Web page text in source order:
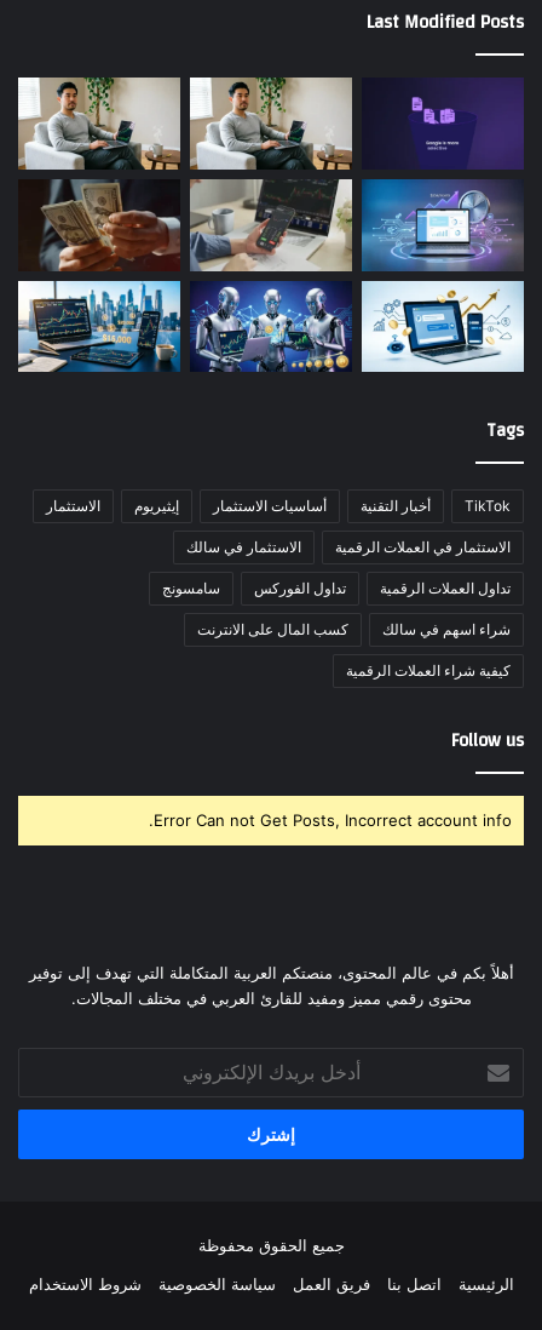
Last Modified Posts
Tags
TikTok أخبار التقنية أساسيات الاستثمار إيثيريوم الاستثمار
الاستثمار في العملات الرقمية الاستثمار في سالك
تداول العملات الرقمية تداول الفوركس سامسونج
شراء اسهم في سالك كسب المال على الانترنت
كيفية شراء العملات الرقمية
Follow us
Error Can not Get Posts, Incorrect account info.
أهلاً بكم في عالم المحتوى، منصتكم العربية المتكاملة التي تهدف إلى توفير
محتوى رقمي مميز ومفيد للقارئ العربي في مختلف المجالات.
بريدك
الإلكتروني
جميع الحقوق محفوظة
الرئيسية
اتصل بنا فريق العمل سياسة الخصوصية شروط الاستخدام